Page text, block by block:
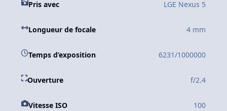
Pris avec LGE Nexus 5
Longueur de focale 4 mm
Temps d’exposition 6231/1000000
Ouverture f/2.4
Vitesse ISO 100